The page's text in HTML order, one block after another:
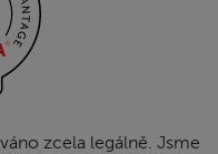
zcela legálně. Jsme